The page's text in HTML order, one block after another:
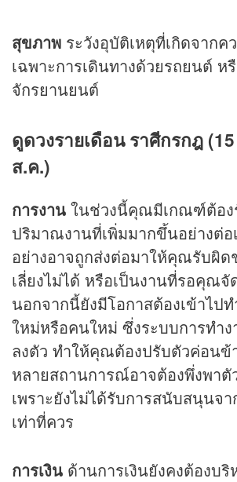
สุขภาพ ระวังอุบัติเหตุที่เกิดจากค
เฉพาะการเดินทางด้วยรถยนต์ ห
จักรยานยนต์
ดูดวงรายเดือน ราศีกรกฎ
ส.ค.)
การงาน ในช่วงนี้คุณมีเกณฑ์ต้อง
ปริมาณงานที่เพิ่มมากขึ้นอย่างต่อ
อย่างอาจถูกส่งต่อมาให้คุณรับผิ
เลี่ยงไม่ได้ หรือเป็นงานที่รอคุณจั
นอกจากนี้ยังมีโอกาสต้องเข้าไป
ใหม่หรือคนใหม่ ซึ่งระบบการทำง
ลงตัว ทำให้คุณต้องปรับตัวค่อนข้
หลายสถานการณ์อาจต้องพึ่งพาตั
เพราะยังไม่ได้รับการสนับสนุนจ
เท่าที่ควร
การเงิน ด้านการเงินยังคงต้องบริ